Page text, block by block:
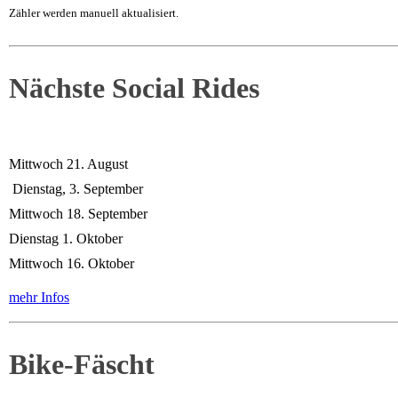
Zähler werden manuell aktualisiert.
Nächste Social Rides
Mittwoch 21. August
Dienstag, 3. September
Mittwoch 18. September
Dienstag 1. Oktober
Mittwoch 16. Oktober
mehr Infos
Bike-Fäscht